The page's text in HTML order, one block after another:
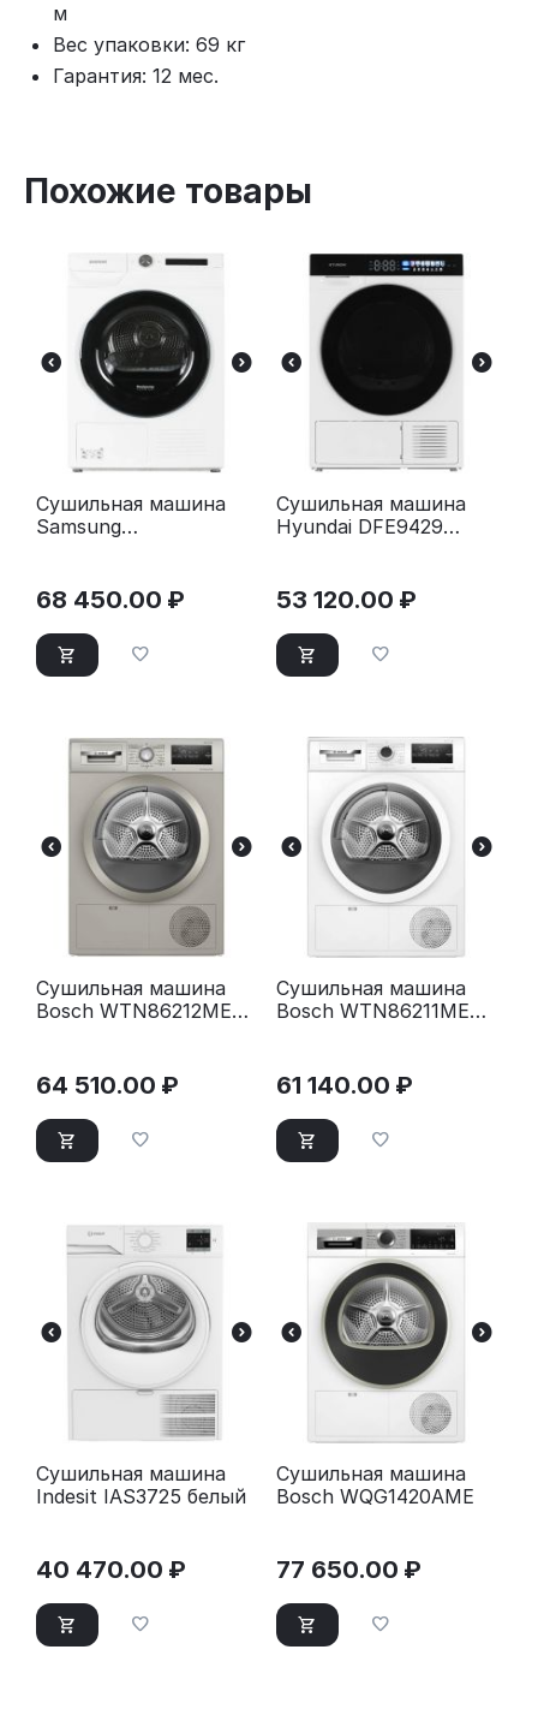
м
Вес упаковки: 69 кг
Гарантия: 12 мес.
Похожие товары
Сушильная машина
Samsung
68 450.00 ₽
Сушильная машина
Hyundai DFE9429
53 120.00 ₽
Сушильная машина
Bosch WTN86212ME
64 510.00 ₽
Сушильная машина
Bosch WTN86211ME
61 140.00 ₽
Сушильная машина
Indesit IAS3725 белый
40 470.00 ₽
Сушильная машина
Bosch WQG1420AME
77 650.00 ₽